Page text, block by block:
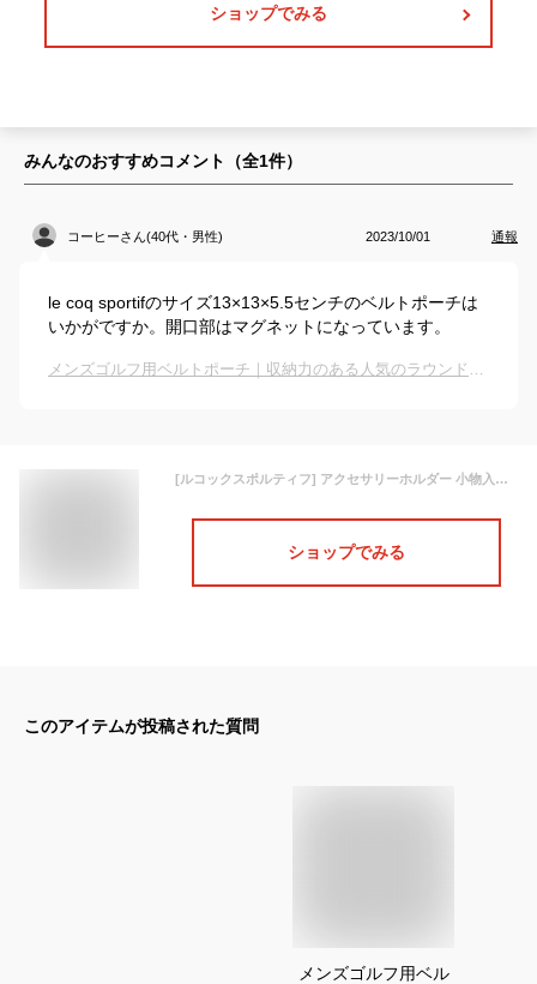
ショップでみる
みんなのおすすめコメント（全1件）
コーヒーさん(40代・男性) 2023/10/01 通報
le coq sportifのサイズ13×13×5.5センチのベルトポーチは
いかがですか。開口部はマグネットになっています。
メンズゴルフ用ベルトポーチ｜収納力のある人気のラウンドポーチのおすすめは？
[ルコックスポルティフ] アクセサリーホルダー 小物入れ カラビナ付 サステナブル マグネットタイプ ゴルフ QQBVJX71 メンズ WH00(ホワイト)
ショップでみる
このアイテムが投稿された質問
メンズゴルフ用ベル